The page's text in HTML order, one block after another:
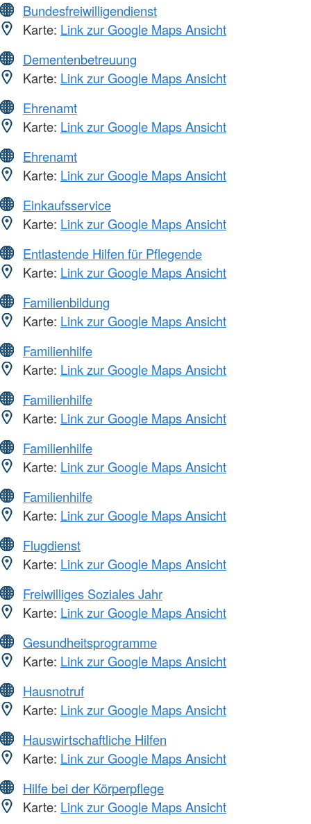
Bundesfreiwilligendienst
Karte: Link zur Google Maps Ansicht
Dementenbetreuung
Karte: Link zur Google Maps Ansicht
Ehrenamt
Karte: Link zur Google Maps Ansicht
Ehrenamt
Karte: Link zur Google Maps Ansicht
Einkaufsservice
Karte: Link zur Google Maps Ansicht
Entlastende Hilfen für Pflegende
Karte: Link zur Google Maps Ansicht
Familienbildung
Karte: Link zur Google Maps Ansicht
Familienhilfe
Karte: Link zur Google Maps Ansicht
Familienhilfe
Karte: Link zur Google Maps Ansicht
Familienhilfe
Karte: Link zur Google Maps Ansicht
Familienhilfe
Karte: Link zur Google Maps Ansicht
Flugdienst
Karte: Link zur Google Maps Ansicht
Freiwilliges Soziales Jahr
Karte: Link zur Google Maps Ansicht
Gesundheitsprogramme
Karte: Link zur Google Maps Ansicht
Hausnotruf
Karte: Link zur Google Maps Ansicht
Hauswirtschaftliche Hilfen
Karte: Link zur Google Maps Ansicht
Hilfe bei der Körperpflege
Karte: Link zur Google Maps Ansicht